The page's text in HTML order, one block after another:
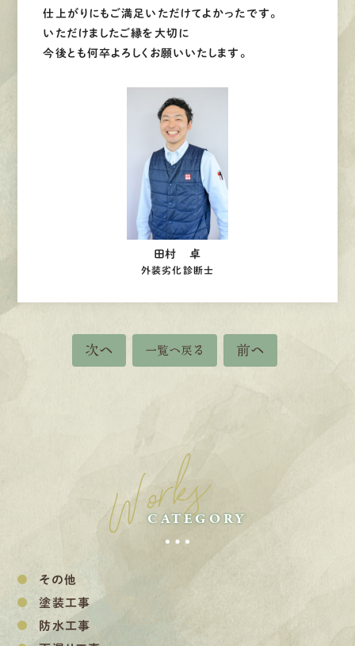
仕上がりにもご満足いただけてよかったです。
いただけましたご縁を大切に
今後とも何卒よろしくお願いいたします。
田村 卓
外装劣化診断士
次へ 一覧へ戻る 前へ
Works
CATEGORY
その他
塗装工事
防水工事